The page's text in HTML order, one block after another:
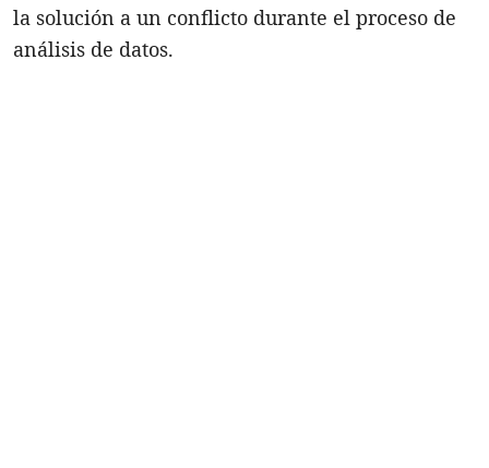
la solución a un conflicto durante el proceso de
análisis de datos.